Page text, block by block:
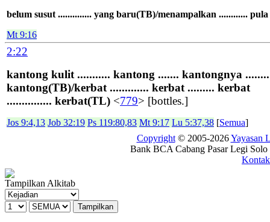
belum susut .............. yang baru(TB)/menampalkan ............
Mt 9:16
2:22
kantong kulit ........... kantong ....... kantongnya
kantong(TB)/kerbat ............. kerbat ......... kerbat
............... kerbat(TL) <779> [bottles.]
Jos 9:4,13 Job 32:19 Ps 119:80,83 Mt 9:17 Lu 5:37,38 [Semua]
Copyright© 2005-2026Yayasan
Bank BCA Cabang Pasar Legi
Kontak
Tampilkan Alkitab